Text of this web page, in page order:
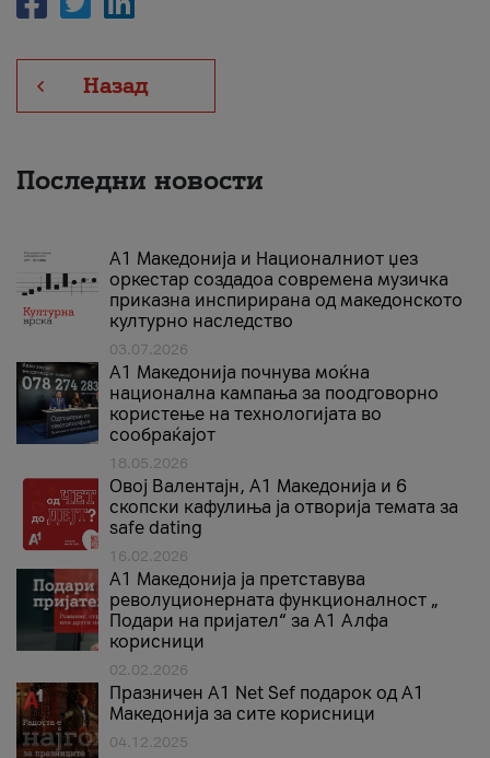
Назад
Последни новости
А1 Македонија и Националниот џез
оркестар создадоа современа музичка
приказна инспирирана од македонското
културно наследство
03.07.2026
A1 Македонија почнува моќна
национална кампања за поодговорно
користење на технологијата во
сообраќајот
18.05.2026
Овој Валентајн, A1 Македонија и 6
скопски кафулиња ја отворија темата за
safe dating
16.02.2026
А1 Македонија ја претставува
револуционерната функционалност „
Подари на пријател“ за А1 Алфа
корисници
02.02.2026
Празничен A1 Net Sеf подарок од А1
Македонија за сите корисници
04.12.2025